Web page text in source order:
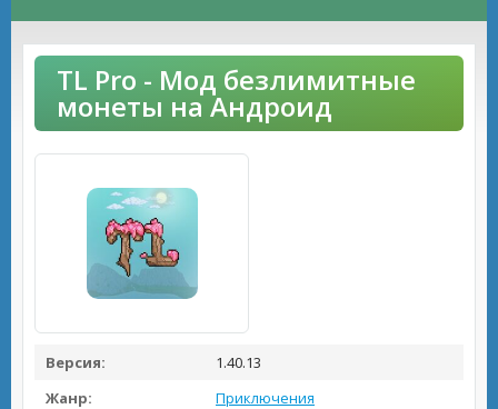
TL Pro - Мод безлимитные
монеты на Андроид
Версия:
1.40.13
Жанр:
Приключения